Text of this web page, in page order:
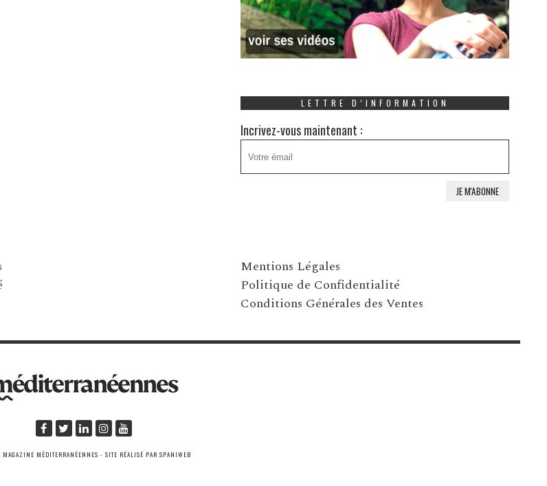
LETTRE D’INFORMATION
Incrivez-vous maintenant :
Mentions Légales
Politique de Confidentialité
Conditions Générales des Ventes
MÉDITERRANÉENNES - SITE RÉALISÉ PAR SPANIWEB